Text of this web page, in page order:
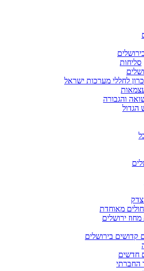
סליחות
לחללי מערכות ישראל
והגבורה
הגדול
מאוחדת
מחוז ירושלים
קדושים בירושלים
חדשים
החברתי